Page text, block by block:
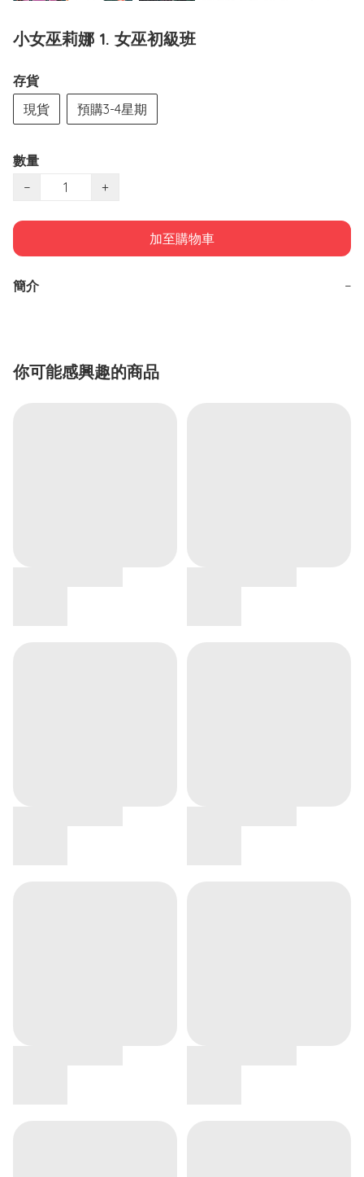
小女巫莉娜 1. 女巫初級班
存貨
現貨
預購3-4星期
數量
−
+
加至購物車
簡介 −
你可能感興趣的商品